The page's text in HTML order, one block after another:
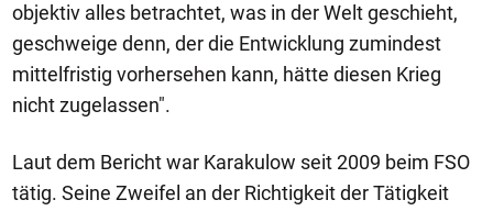
objektiv alles betrachtet, was in der Welt geschieht,
geschweige denn, der die Entwicklung zumindest
mittelfristig vorhersehen kann, hätte diesen Krieg
nicht zugelassen".
Laut dem Bericht war Karakulow seit 2009 beim FSO
tätig. Seine Zweifel an der Richtigkeit der Tätigkeit